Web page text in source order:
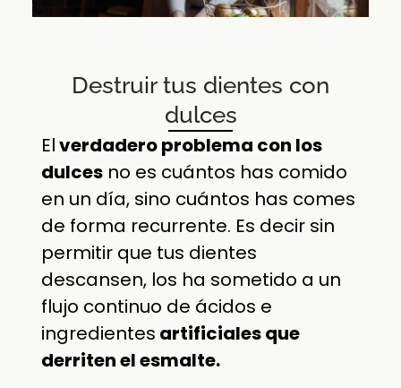
Destruir tus dientes con
dulces
Elverdadero problema con los
dulces no es cuántos has comido
en un día, sino cuántos has comes
de forma recurrente. Es decir sin
permitir que tus dientes
descansen, los ha sometido a un
flujo continuo de ácidos e
ingredientes artificiales que
derriten el esmalte.